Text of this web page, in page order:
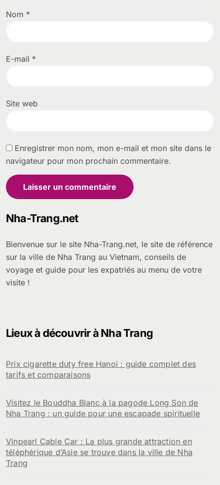
Nom *
E-mail *
Site web
Enregistrer mon nom, mon e-mail et mon site dans le
navigateur pour mon prochain commentaire.
Nha-Trang.net
Bienvenue sur le site Nha-Trang.net, le site de référence
sur la ville de Nha Trang au Vietnam, conseils de
voyage et guide pour les expatriés au menu de votre
visite !
Lieux à découvrir à Nha Trang
Prix cigarette duty free Hanoi : guide complet des
tarifs et comparaisons
Visitez le Bouddha Blanc à la pagode Long Son de
Nha Trang : un guide pour une escapade spirituelle
Vinpearl Cable Car : La plus grande attraction en
téléphérique d’Asie se trouve dans la ville de Nha
Trang